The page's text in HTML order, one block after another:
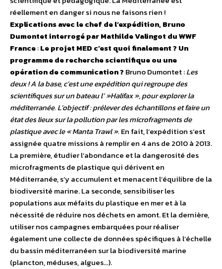
réellement en danger si nous ne faisons rien !
Explications avec le chef de l’expédition, Bruno
Dumontet interrogé par Mathilde Valingot du WWF
France:Le projet MED c’est quoi finalement ? Un
programme de recherche scientifique ou une
opération de communication ? Bruno Dumontet :Les
deux ! A la base, c’est une expédition qui regroupe des
scientifiques sur un bateau l’ »Halifax », pour explorer la
méditerranée. L’objectif : prélever des échantillons et faire un
état des lieux sur la pollution par les microfragments de
plastique avec le « Manta Trawl ».En fait, l’expédition s’est
assignée quatre missions à remplir en 4 ans de 2010 à 2013.
La première, étudier l’abondance et la dangerosité des
microfragments de plastique qui dérivent en
Méditerranée, s’y accumulent et menacent l’équilibre de la
biodiversité marine. La seconde, sensibiliser les
populations aux méfaits du plastique en mer et à la
nécessité de réduire nos déchets en amont. Et la dernière,
utiliser nos campagnes embarquées pour réaliser
également une collecte de données spécifiques à l’échelle
du bassin méditerranéen sur la biodiversité marine
(plancton, méduses, algues…).